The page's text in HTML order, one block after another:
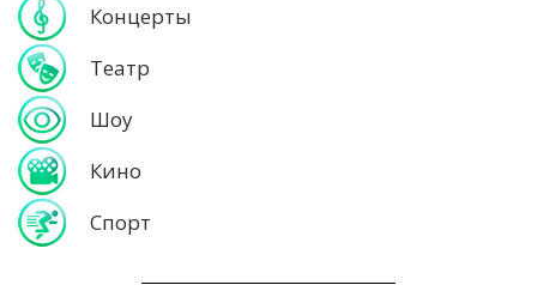
Концерты
Театр
Шоу
Кино
Спорт